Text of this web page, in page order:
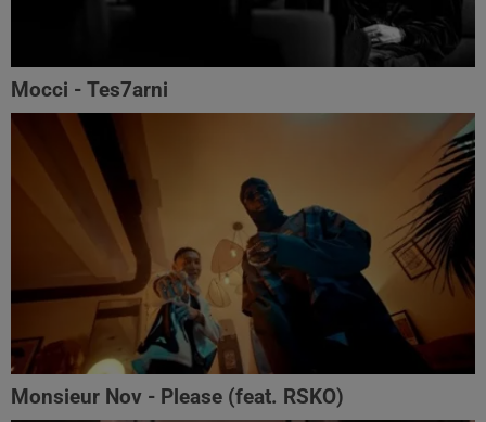
Mocci - Tes7arni
Monsieur Nov‬ - Please (feat. RSKO)